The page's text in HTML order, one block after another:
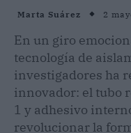
Marta Suárez 2
En un giro
tecnología de
investigadores ha
innovador: el tubo
1 y adhesivo
revolucionar la